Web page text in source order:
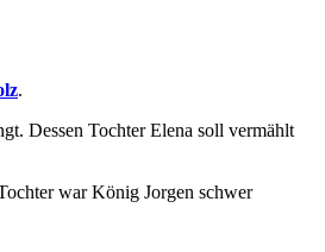
.
Dessen Tochter Elena soll vermählt
war König Jorgen schwer